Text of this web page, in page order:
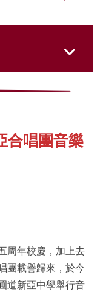
合唱團音樂
周年校慶，加上去
團載譽歸來，於今
道新亞中學舉行音